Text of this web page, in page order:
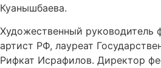
Куанышбаева.
Художественный руководитель
артист РФ, лауреат
Рифкат Исрафилов. Директор